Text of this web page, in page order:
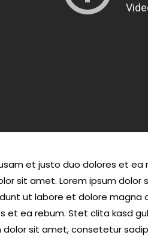
et justo duo dolores et
sit amet. Lorem ipsum
ut labore et dolore magna
et ea rebum. Stet clita kasd
dolor sit amet, consetetur